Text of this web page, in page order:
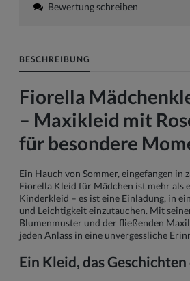
Bewertung schreiben
BESCHREIBUNG
Fiorella
– Maxikleid mit
für besondere
Ein Hauch von Sommer, eingefangen in
Fiorella Kleid für Mädchen ist mehr als
Kinderkleid – es ist eine Einladung, in
und Leichtigkeit einzutauchen. Mit
Blumenmuster und der fließenden
jeden Anlass in eine unvergessliche
Ein Kleid, das